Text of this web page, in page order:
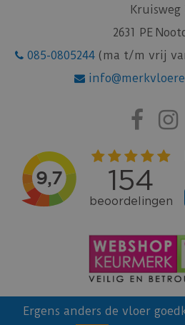
Kruisweg
2631 PE
085-0805244 (ma t/m vrij
Ergens anders de vloer